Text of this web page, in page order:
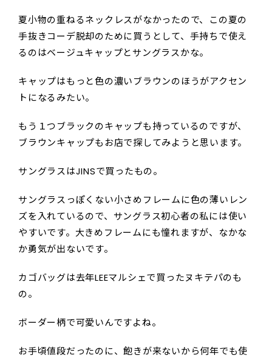
夏小物の重ねるネックレスがなかったので、この夏の
手抜きコーデ脱却のために買うとして、手持ちで使え
るのはベージュキャップとサングラスかな。
キャップはもっと色の濃いブラウンのほうがアクセン
トになるみたい。
もう１つブラックのキャップも持っているのですが、
ブラウンキャップもお店で探してみようと思います。
サングラスはJINSで買ったもの。
サングラスっぽくない小さめフレームに色の薄いレン
ズを入れているので、サングラス初心者の私には使い
やすいです。大きめフレームにも憧れますが、なかな
か勇気が出ないです。
カゴバッグは去年LEEマルシェで買ったヌキテパのも
の。
ボーダー柄で可愛いんですよね。
お手頃値段だったのに、飽きが来ないから何年でも使